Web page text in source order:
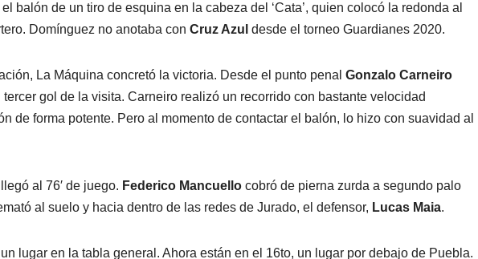
balón de un tiro de esquina en la cabeza del ‘Cata’, quien colocó la redonda al
Domínguez no anotaba con Cruz Azul desde el torneo Guardianes 2020.
La Máquina concretó la victoria. Desde el punto penal Gonzalo Carneiro
gol de la visita. Carneiro realizó un recorrido con bastante velocidad
de forma potente. Pero al momento de contactar el balón, lo hizo con suavidad al
al 76′ de juego. Federico Mancuello cobró de pierna zurda a segundo palo
al suelo y hacia dentro de las redes de Jurado, el defensor, Lucas Maia.
lugar en la tabla general. Ahora están en el 16to, un lugar por debajo de Puebla.